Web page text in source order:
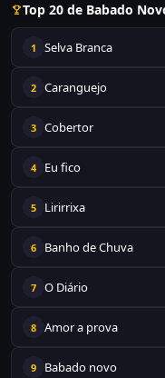
Top 20 de Babado
1 Selva Branca
2 Caranguejo
3 Cobertor
4 Eu fico
5 Lirirrixa
6 Banho de Chuva
7 O Diário
8 Amor a prova
9 Babado novo